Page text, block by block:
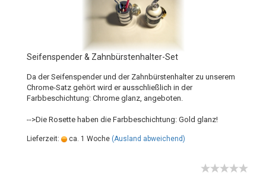
Seifenspender & Zahnbürstenhalter-Set
Da der Seifenspender und der Zahnbürstenhalter zu unserem
Chrome-Satz gehört wird er ausschließlich in der
Farbbeschichtung: Chrome glanz, angeboten.
-->Die Rosette haben die Farbbeschichtung: Gold glanz!
Lieferzeit: ca. 1 Woche (Ausland abweichend)